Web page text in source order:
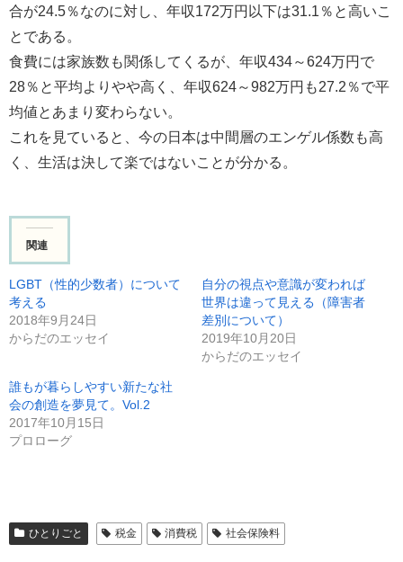
合が24.5％なのに対し、年収172万円以下は31.1％と高いこ
とである。
食費には家族数も関係してくるが、年収434～624万円で
28％と平均よりやや高く、年収624～982万円も27.2％で平
均値とあまり変わらない。
これを見ていると、今の日本は中間層のエンゲル係数も高
く、生活は決して楽ではないことが分かる。
関連
LGBT（性的少数者）について
考える
2018年9月24日
からだのエッセイ
自分の視点や意識が変われば
世界は違って見える（障害者
差別について）
2019年10月20日
からだのエッセイ
誰もが暮らしやすい新たな社
会の創造を夢見て。Vol.2
2017年10月15日
プロローグ
ひとりごと 税金 消費税 社会保険料